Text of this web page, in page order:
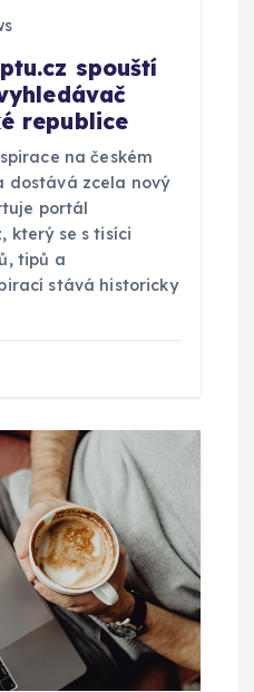
spouští
republice
na českém
dostává zcela nový
portál
který se s tisíci
tipů a
stává historicky